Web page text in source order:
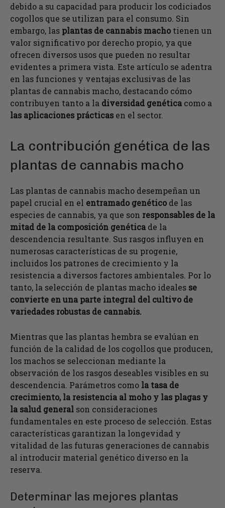
debido a su capacidad para producir los codiciados
cogollos que se utilizan para el consumo. Sin
embargo, las plantas de cannabis macho tienen un
valor significativo por derecho propio, ya que
ofrecen diversos usos que pueden no resultar
evidentes a primera vista. Este artículo se adentra
en las funciones y ventajas exclusivas de las
plantas de cannabis macho, destacando cómo
contribuyen tanto a la diversidad genética como a
las aplicaciones prácticas en el sector.
La contribución genética de las
plantas de cannabis macho
Las plantas de cannabis macho desempeñan un
papel crucial en el entramado genético de las
especies de cannabis, ya que son responsables de la
mitad de la composición genética de la
descendencia resultante. Sus rasgos influyen en
numerosas características de su progenie,
incluidos los patrones de crecimiento y la
resistencia a diversos factores ambientales. Por lo
tanto, la selección de plantas macho ideales se
convierte en una parte integral del cultivo de
variedades robustas de cannabis.
Mientras que las plantas hembra se evalúan en
función de la calidad de los cogollos que producen,
los machos se seleccionan mediante la
observación de los rasgos deseables visibles en su
descendencia. Parámetros como la tasa de
crecimiento, la resistencia al moho y las plagas y
la salud general son consideraciones
fundamentales en este proceso de selección. Estas
características garantizan la longevidad y
vitalidad de las futuras generaciones de cannabis
al introducir material genético diverso en la
reserva.
Determinar las mejores plantas